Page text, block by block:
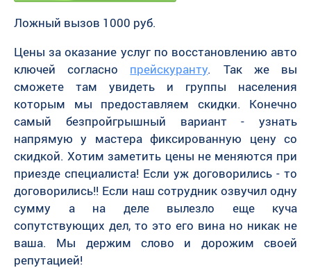
Ложный вызов 1000 руб.
Цены за оказание услуг по восстановлению авто
ключей согласно прейскуранту. Так же вы
сможете там увидеть и группы населения
которым мы предоставляем скидки. Конечно
самый безпройгрышный вариант - узнать
напрямую у мастера фиксированную цену со
скидкой. Хотим заметить цены не меняются при
приезде специалиста! Если уж договорились - то
договорились!! Если наш сотрудник озвучил одну
сумму а на деле вылезло еще куча
сопутствующих дел, то это его вина но никак не
ваша. Мы держим слово и дорожим своей
репутацией!